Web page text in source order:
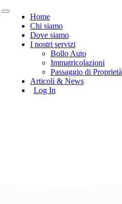
Home
Chi siamo
Dove siamo
I nostri servizi
Bollo Auto
Immatricolazioni
Passaggio di Proprietà
Articoli & News
Log In